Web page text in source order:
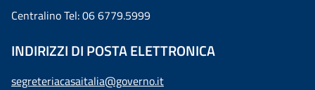
Centralino Tel: 06 6779.5999
INDIRIZZI DI POSTA ELETTRONICA
segreteriacasaitalia@governo.it